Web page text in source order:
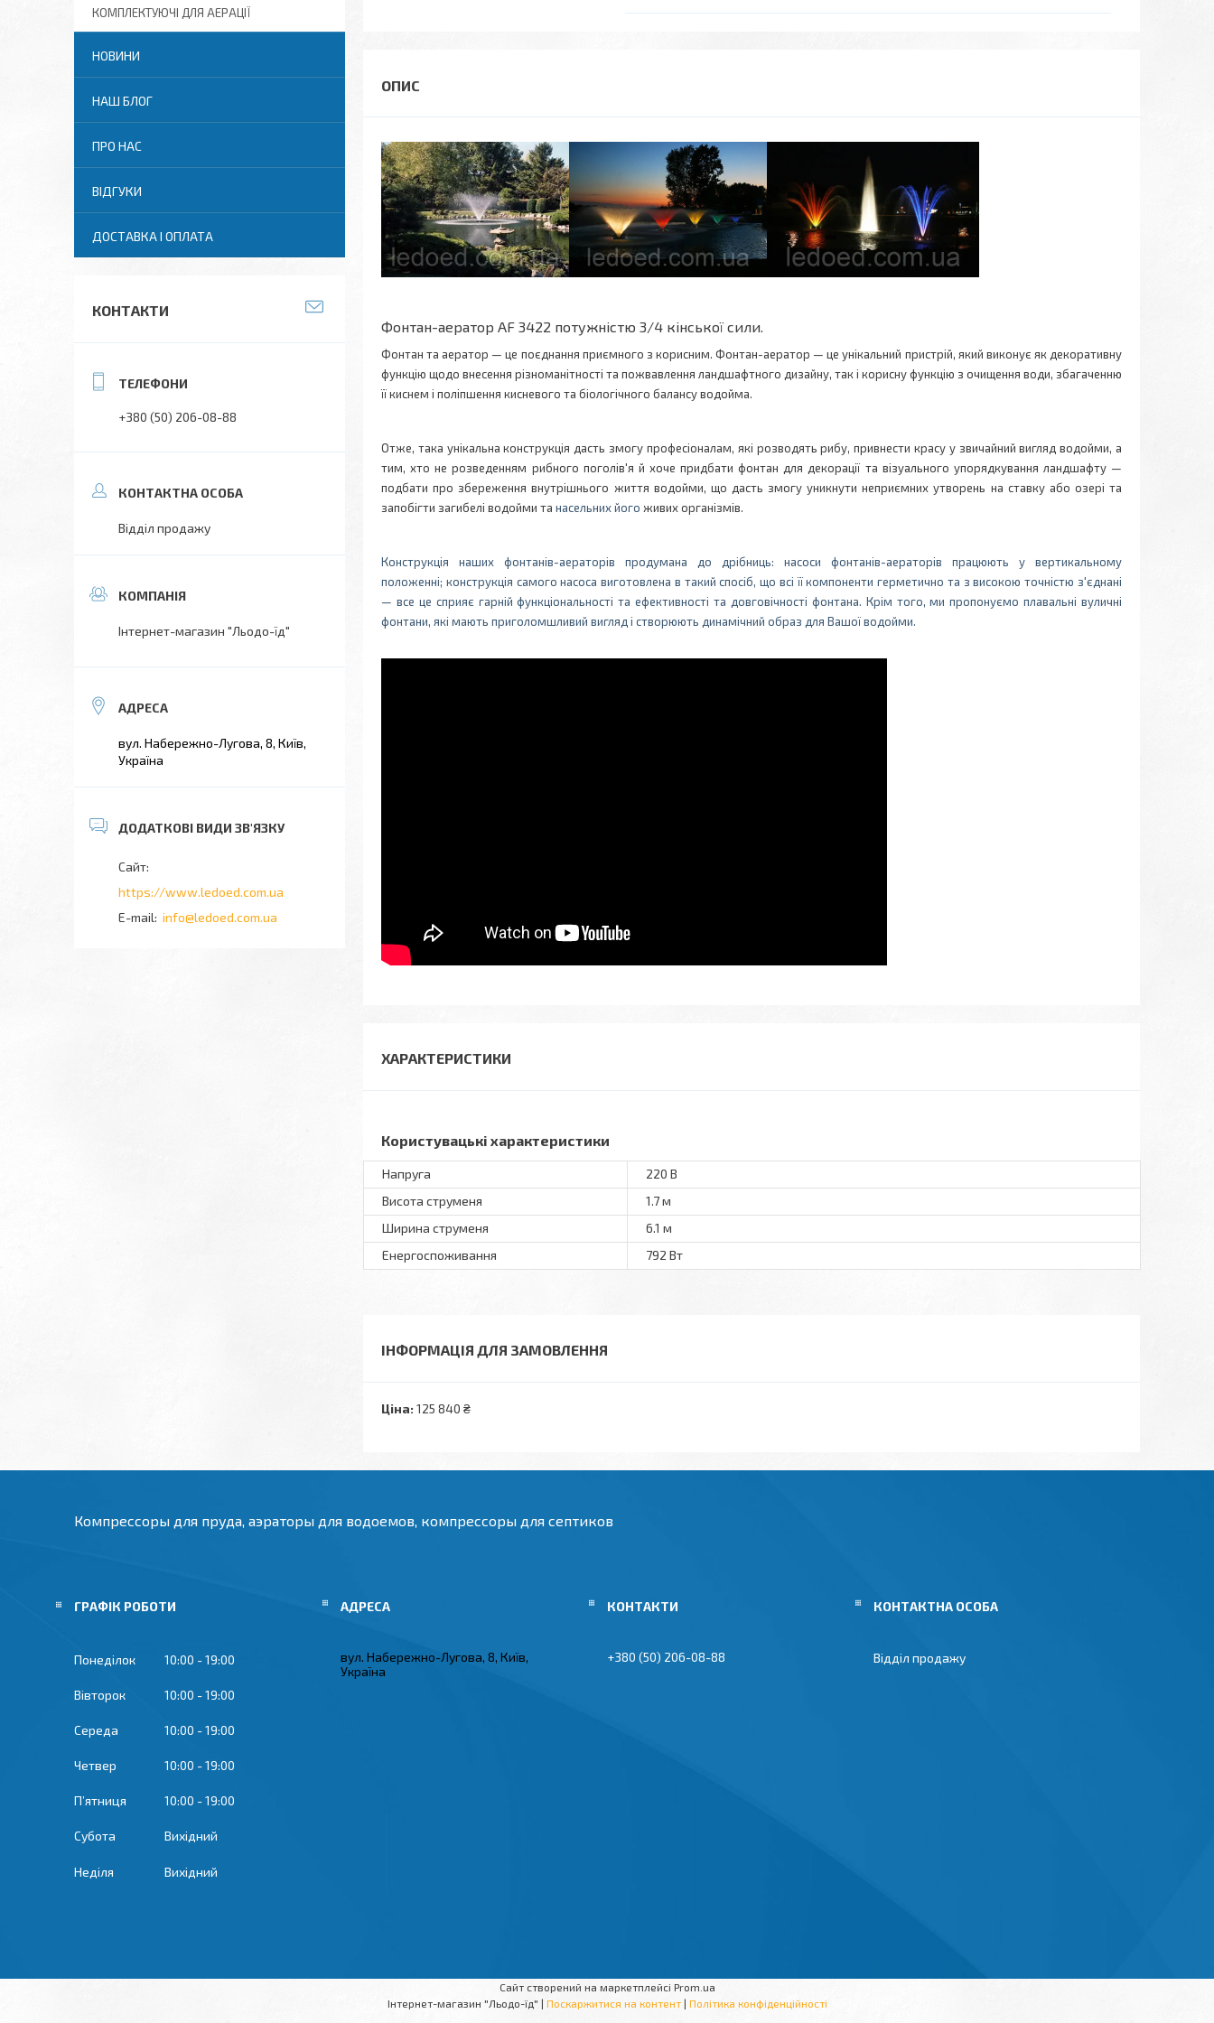
Фонтан-аератор AF 3422 потужністю 3/4 кінської сили.
Фонтан та аератор — це поєднання приємного з корисним. Фонтан-аератор — це унікальний пристрій, який виконує як декоративну
функцію щодо внесення різноманітності та пожвавлення ландшафтного дизайну, так і корисну функцію з очищення води, збагаченню
її киснем і поліпшення кисневого та біологічного балансу водойма.
Отже, така унікальна конструкція дасть змогу професіоналам, які розводять рибу, привнести красу у звичайний вигляд водойми, а
тим, хто не розведенням рибного поголів'я й хоче придбати фонтан для декорації та візуального упорядкування ландшафту —
подбати про збереження внутрішнього життя водойми, що дасть змогу уникнути неприємних утворень на ставку або озері та
запобігти загибелі водойми та насельнихйого живих організмів.
Конструкція наших фонтанів-аераторів продумана до дрібниць: насоси фонтанів-аераторів працюють у вертикальному
положенні; конструкція самого насоса виготовлена в такий спосіб, що всі її компоненти герметично та з високою точністю з'єднані
— все це сприяє гарній функціональності та ефективності та довговічності фонтана. Крім того, ми пропонуємо плавальні вуличні
фонтани, які мають приголомшливий вигляд і створюють динамічний образ для Вашої водойми.
ХАРАКТЕРИСТИКИ
Користувацькі характеристики
Напруга
220 В
Висота струменя
1.7 м
Ширина струменя
6.1 м
Енергоспоживання
792 Вт
ІНФОРМАЦІЯ ДЛЯ ЗАМОВЛЕННЯ
Ціна: 125 840 ₴
КОМПЛЕКТУЮЧІ ДЛЯ АЕРАЦІЇ
НОВИНИ
НАШ БЛОГ
ПРО НАС
ВІДГУКИ
ДОСТАВКА І ОПЛАТА
КОНТАКТИ
+380 (50) 206-08-88
Відділ продажу
Інтернет-магазин "Льодо-їд"
вул. Набережно-Лугова, 8, Київ,
Україна
https://www.ledoed.com.ua
info@ledoed.com.ua
Компрессоры для пруда, аэраторы для водоемов, компрессоры для септиков
ГРАФІК РОБОТИ
Понеділок 10:00 19:00
Вівторок 10:00 19:00
Середа 10:00 19:00
Четвер 10:00 19:00
Пʼятниця 10:00 19:00
Субота Вихідний
Неділя Вихідний
вул. Набережно-Лугова, 8, Київ,
Україна
+380 (50) 206-08-88 Відділ продажу
Сайт створений на маркетплейсі Prom.ua
Інтернет-магазин "Льодо-їд" | Поскаржитися на контент | Політика конфіденційності